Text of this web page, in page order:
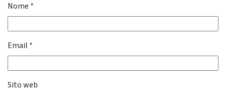
Nome *
Email *
Sito web